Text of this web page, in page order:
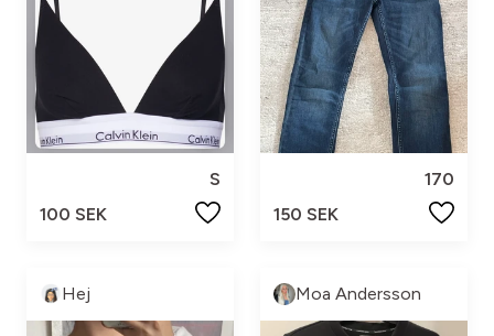
S
100 SEK
170
150 SEK
Hej Moa Andersson